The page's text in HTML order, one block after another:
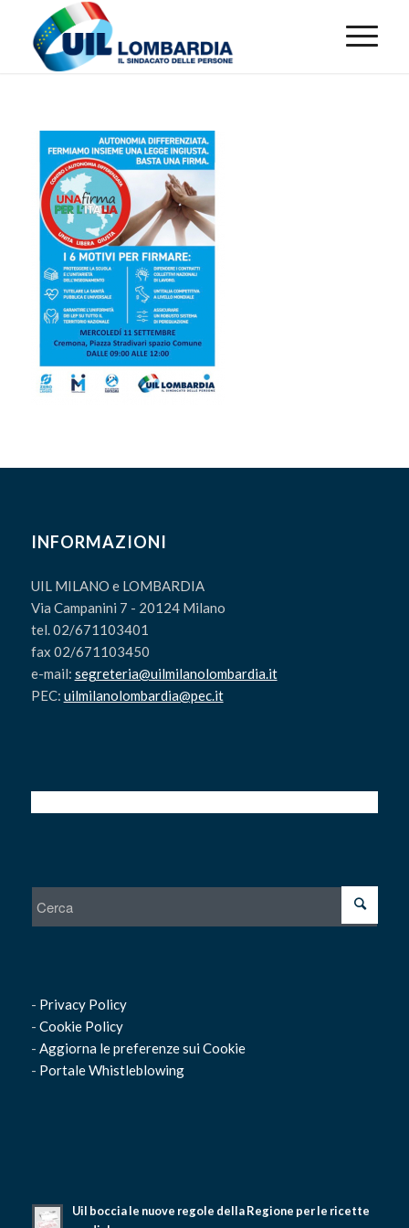
INFORMAZIONI
UIL MILANO e LOMBARDIA
Via Campanini 7 - 20124 Milano
tel. 02/671103401
fax 02/671103450
e-mail: segreteria@uilmilanolombardia.it
PEC: uilmilanolombardia@pec.it
- Privacy Policy
- Cookie Policy
- Aggiorna le preferenze sui Cookie
- Portale Whistleblowing
Uil boccia le nuove regole della Regione per le ricette